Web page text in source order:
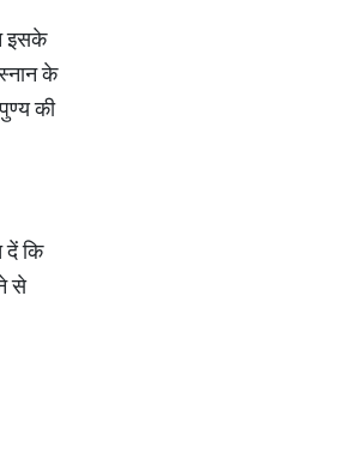
इसके
के
की
दें कि
से